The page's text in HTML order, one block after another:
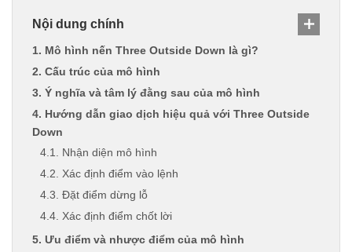
Nội dung chính
1. Mô hình nến Three Outside Down là gì?
2. Cấu trúc của mô hình
3. Ý nghĩa và tâm lý đằng sau của mô hình
4. Hướng dẫn giao dịch hiệu quả với Three Outside
Down
4.1. Nhận diện mô hình
4.2. Xác định điểm vào lệnh
4.3. Đặt điểm dừng lỗ
4.4. Xác định điểm chốt lời
5. Ưu điểm và nhược điểm của mô hình